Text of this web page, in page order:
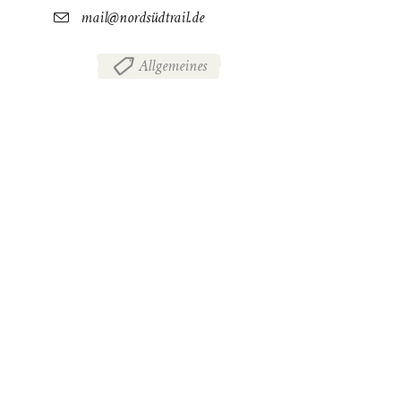
mail@nordsüdtrail.de
Allgemeines